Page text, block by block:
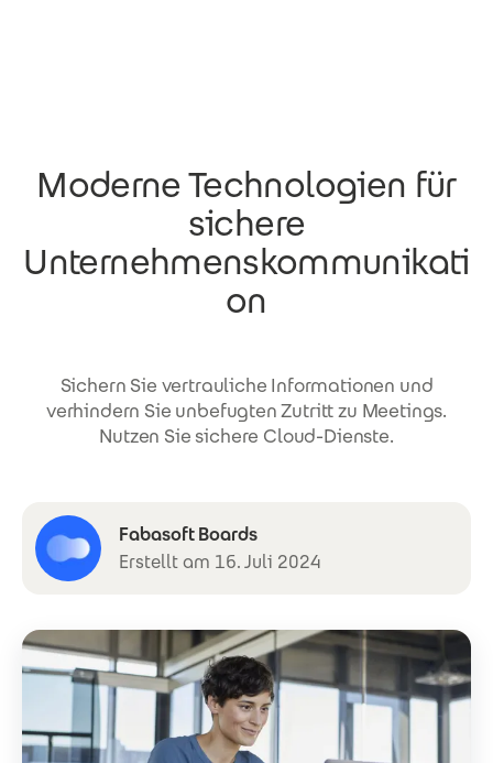
Moderne Technologien für
sichere
Unternehmenskommunikati
on
Sichern Sie vertrauliche Informationen und
verhindern Sie unbefugten Zutritt zu Meetings.
Nutzen Sie sichere Cloud-Dienste.
Fabasoft Boards
Erstellt am 16. Juli 2024